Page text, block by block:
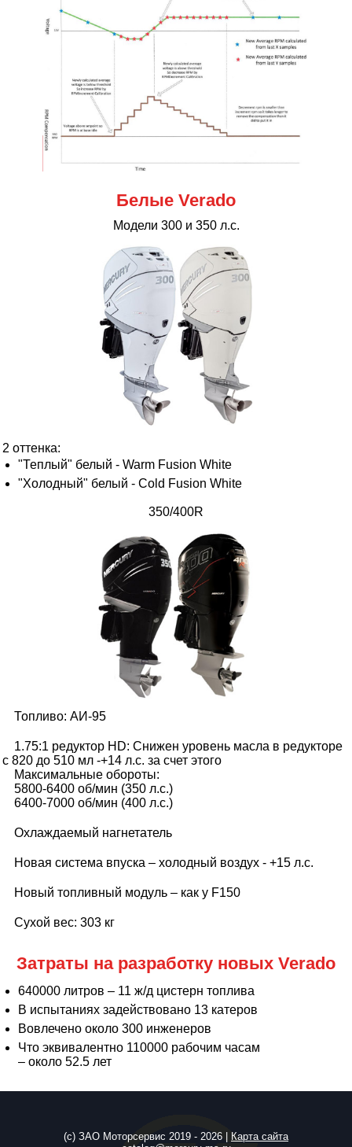
Белые Verado
Модели 300 и 350 л.с.
2 оттенка:
"Теплый" белый - Warm Fusion White
"Холодный" белый - Cold Fusion White
350/400R
Топливо: АИ-95
1.75:1 редуктор HD: Снижен уровень масла в редукторе
с 820 до 510 мл -+14 л.с. за счет этого
Максимальные обороты:
5800-6400 об/мин (350 л.с.)
6400-7000 об/мин (400 л.с.)
Охлаждаемый нагнетатель
Новая система впуска – холодный воздух - +15 л.с.
Новый топливный модуль – как у F150
Сухой вес: 303 кг
Затраты на разработку новых Verado
640000 литров – 11 ж/д цистерн топлива
В испытаниях задействовано 13 катеров
Вовлечено около 300 инженеров
Что эквивалентно 110000 рабочим часам
– около 52.5 лет
(c) ЗАО Моторсервис 2019 - 2026 | Карта сайта